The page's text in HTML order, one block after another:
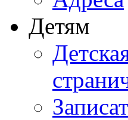
Детям